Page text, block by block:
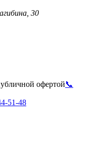
30
офертой📞
51-48